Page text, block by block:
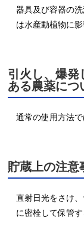
器具及び容器の
引火し、爆発
ある農薬につ
貯蔵上の注意
直射日光をさけ